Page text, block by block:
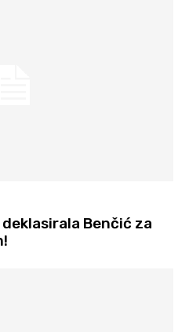
Benčić za